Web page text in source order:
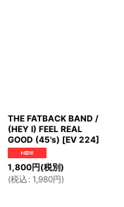
THE FATBACK BAND /
(HEY I) FEEL REAL
GOOD (45's) [EV 224]
1,800円(税別)
(税込 : 1,980円)